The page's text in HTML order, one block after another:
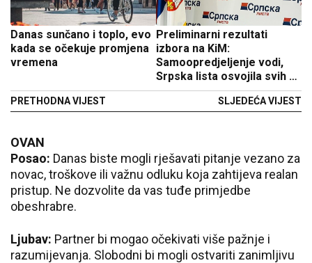
Danas sunčano i toplo, evo
kada se očekuje promjena
vremena
PRETHODNA VIJEST
Preliminarni rezultati
izbora na KiM:
Samoopredjeljenje vodi,
Srpska lista osvojila svih 10
srpskih mandata
SLJEDEĆA VIJEST
OVAN
Posao: Danas biste mogli rješavati pitanje vezano za
novac, troškove ili važnu odluku koja zahtijeva realan
pristup. Ne dozvolite da vas tuđe primjedbe
obeshrabre.
Ljubav: Partner bi mogao očekivati više pažnje i
razumijevanja. Slobodni bi mogli ostvariti zanimljivu